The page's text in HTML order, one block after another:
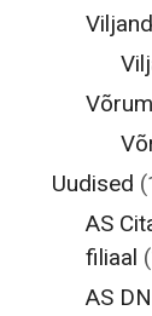
Uudised
AS
filiaal
AS